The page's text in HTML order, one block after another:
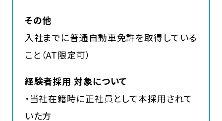
その他
入社までに普通自動車免許を取得している
こと（AT限定可）
経験者採用 対象について
・当社在籍時に正社員として本採用されて
いた方